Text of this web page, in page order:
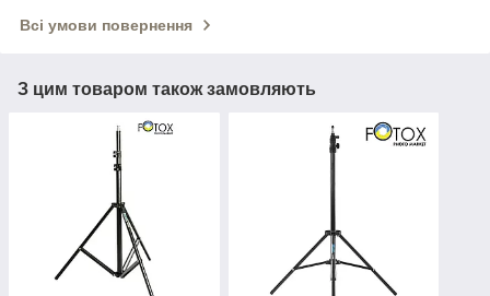
Всі умови повернення
З цим товаром також замовляють